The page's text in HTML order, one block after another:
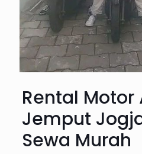
Rental Motor
Jemput
Sewa Murah